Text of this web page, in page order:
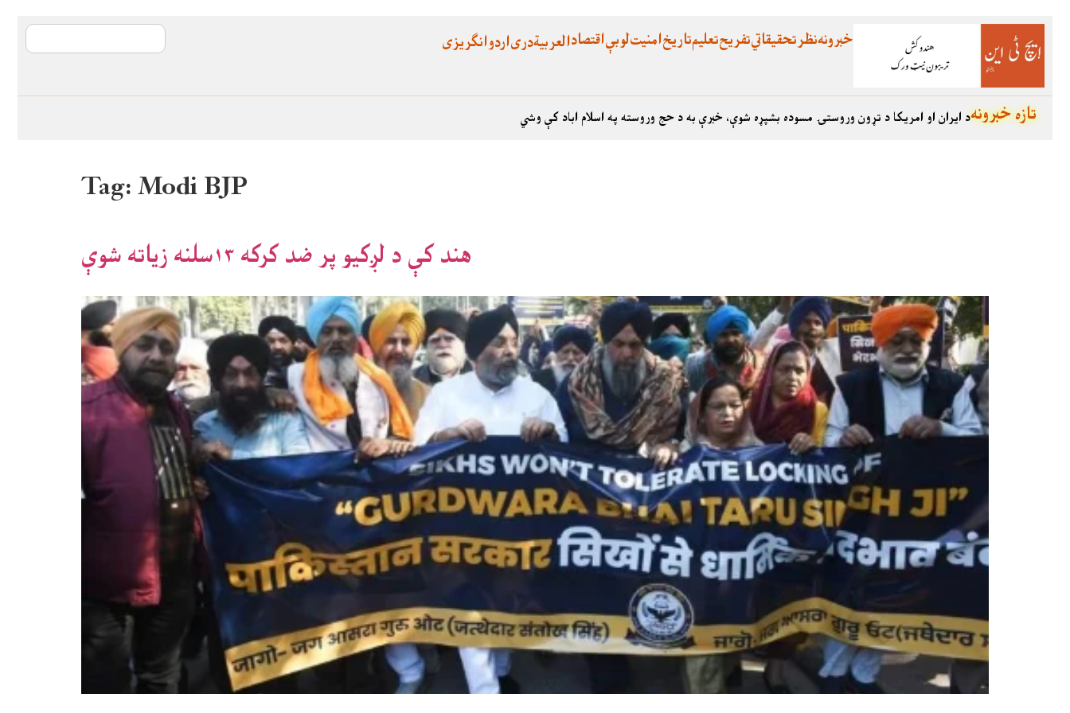
اقتصادلوبېامنیتتاریختعلیمتفریحتحقیقاتينظرخبرونه انگریزیاردودریالعربية
د ایران او امریکا د تړون وروستۍ مسوده بشپړه شوې، خبرې به د حج وروسته په اسلام اباد کې وشيتازه خبرونه
Tag:Modi BJP
هند کې د لږکیو پر ضد کرکه ۱۳سلنه زیاته شوې